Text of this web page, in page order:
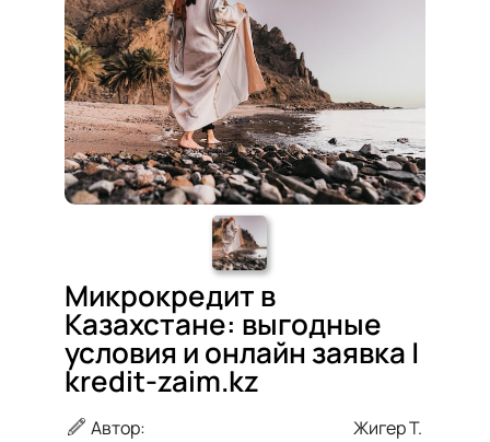
Микрокредит в
Казахстане: выгодные
условия и онлайн заявка |
kredit-zaim.kz
Автор:
Жигер Т.